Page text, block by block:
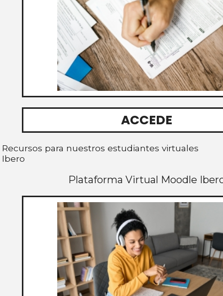
ACCEDE
Recursos para nuestros estudiantes virtuales
Ibero
Plataforma Virtual Moodle